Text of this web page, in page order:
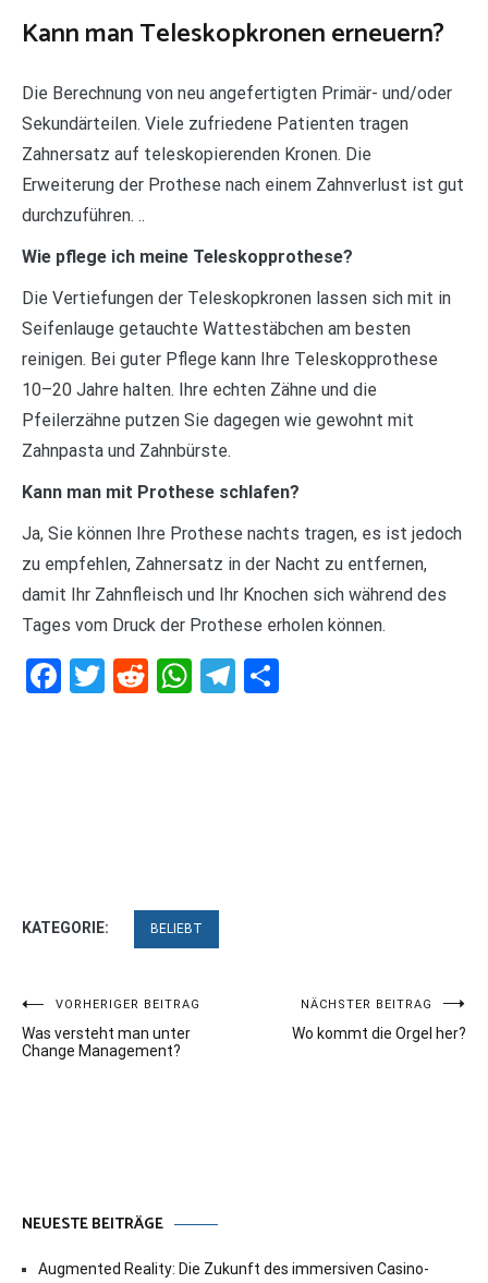
Kann man Teleskopkronen erneuern?
Die Berechnung von neu angefertigten Primär- und/oder
Sekundärteilen. Viele zufriedene Patienten tragen
Zahnersatz auf teleskopierenden Kronen. Die
Erweiterung der Prothese nach einem Zahnverlust ist gut
durchzuführen. ..
Wie pflege ich meine Teleskopprothese?
Die Vertiefungen der Teleskopkronen lassen sich mit in
Seifenlauge getauchte Wattestäbchen am besten
reinigen. Bei guter Pflege kann Ihre Teleskopprothese
10–20 Jahre halten. Ihre echten Zähne und die
Pfeilerzähne putzen Sie dagegen wie gewohnt mit
Zahnpasta und Zahnbürste.
Kann man mit Prothese schlafen?
Ja, Sie können Ihre Prothese nachts tragen, es ist jedoch
zu empfehlen, Zahnersatz in der Nacht zu entfernen,
damit Ihr Zahnfleisch und Ihr Knochen sich während des
Tages vom Druck der Prothese erholen können.
Facebook
Twitter
RedditWhatsApp
Telegram
KATEGORIE: BELIEBT
Beitragsnavigation
VORHERIGER BEITRAG
Was versteht man unter
Change Management?
NÄCHSTER BEITRAG
Wo kommt die Orgel her?
NEUESTE BEITRÄGE
Augmented Reality: Die Zukunft des immersiven Casino-